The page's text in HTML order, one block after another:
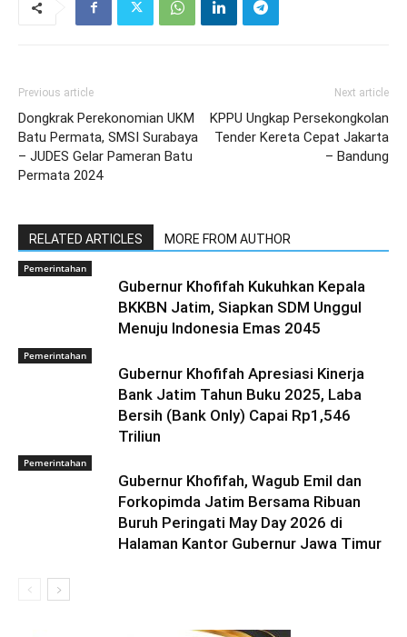
Previous article
Dongkrak Perekonomian UKM
Batu Permata, SMSI Surabaya
– JUDES Gelar Pameran Batu
Permata 2024
Next article
KPPU Ungkap Persekongkolan
Tender Kereta Cepat Jakarta
– Bandung
RELATED ARTICLES MORE FROM AUTHOR
Pemerintahan
Gubernur Khofifah Kukuhkan Kepala
BKKBN Jatim, Siapkan SDM Unggul
Menuju Indonesia Emas 2045
Pemerintahan
Gubernur Khofifah Apresiasi Kinerja
Bank Jatim Tahun Buku 2025, Laba
Bersih (Bank Only) Capai Rp1,546
Triliun
Pemerintahan
Gubernur Khofifah, Wagub Emil dan
Forkopimda Jatim Bersama Ribuan
Buruh Peringati May Day 2026 di
Halaman Kantor Gubernur Jawa Timur